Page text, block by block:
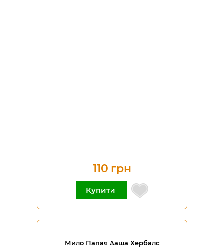
110 грн
Купити
Мило Папая Ааша Хербалс